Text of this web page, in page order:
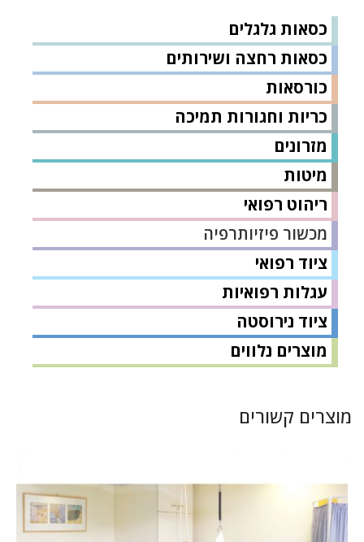
כסאות גלגלים
כסאות רחצה ושירותים
כורסאות
כריות וחגורות תמיכה
מזרונים
מיטות
ריהוט רפואי
מכשור פיזיותרפיה
ציוד רפואי
עגלות רפואיות
ציוד נירוסטה
מוצרים נלווים
מוצרים קשורים